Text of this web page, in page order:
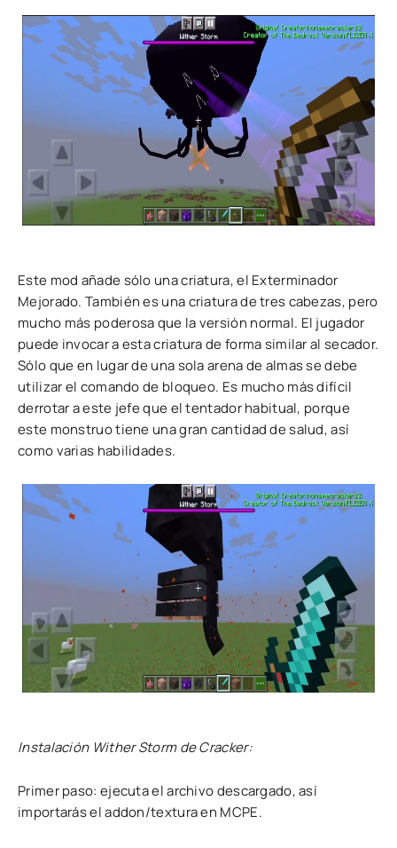
Este mod añade sólo una criatura, el Exterminador
Mejorado. También es una criatura de tres cabezas, pero
mucho más poderosa que la versión normal. El jugador
puede invocar a esta criatura de forma similar al secador.
Sólo que en lugar de una sola arena de almas se debe
utilizar el comando de bloqueo. Es mucho más difícil
derrotar a este jefe que el tentador habitual, porque
este monstruo tiene una gran cantidad de salud, así
como varias habilidades.
Instalación Wither Storm de Cracker:
Primer paso: ejecuta el archivo descargado, así
importarás el addon/textura en MCPE.